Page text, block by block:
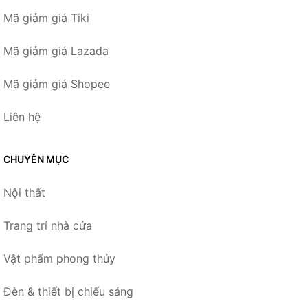
Mã giảm giá Tiki
Mã giảm giá Lazada
Mã giảm giá Shopee
Liên hệ
CHUYÊN MỤC
Nội thất
Trang trí nhà cửa
Vật phẩm phong thủy
Đèn & thiết bị chiếu sáng